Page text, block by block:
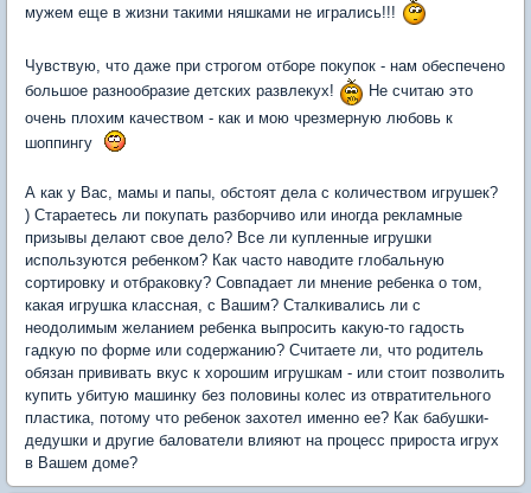
мужем еще в жизни такими няшками не игрались!!!
Чувствую, что даже при строгом отборе покупок - нам обеспечено
большое разнообразие детских развлекух!
Не считаю это
очень плохим качеством - как и мою чрезмерную любовь к
шоппингу
А как у Вас, мамы и папы, обстоят дела с количеством игрушек?
) Стараетесь ли покупать разборчиво или иногда рекламные
призывы делают свое дело? Все ли купленные игрушки
используются ребенком? Как часто наводите глобальную
сортировку и отбраковку? Совпадает ли мнение ребенка о том,
какая игрушка классная, с Вашим? Сталкивались ли с
неодолимым желанием ребенка выпросить какую-то гадость
гадкую по форме или содержанию? Считаете ли, что родитель
обязан прививать вкус к хорошим игрушкам - или стоит позволить
купить убитую машинку без половины колес из отвратительного
пластика, потому что ребенок захотел именно ее? Как бабушки-
дедушки и другие балователи влияют на процесс прироста игрух
в Вашем доме?